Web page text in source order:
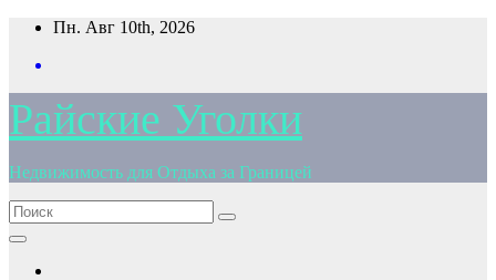
Перейти
содержимому
Пн. Авг 10th, 2026
Райские Уголки
Недвижимость для Отдыха за Границей